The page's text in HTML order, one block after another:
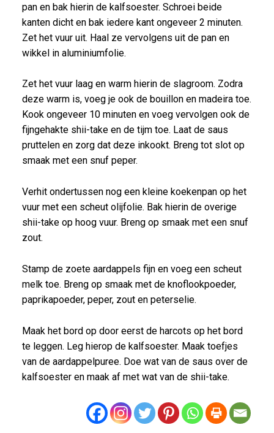
pan en bak hierin de kalfsoester. Schroei beide
kanten dicht en bak iedere kant ongeveer 2 minuten.
Zet het vuur uit. Haal ze vervolgens uit de pan en
wikkel in aluminiumfolie.
Zet het vuur laag en warm hierin de slagroom. Zodra
deze warm is, voeg je ook de bouillon en madeira toe.
Kook ongeveer 10 minuten en voeg vervolgen ook de
fijngehakte shii-take en de tijm toe. Laat de saus
pruttelen en zorg dat deze inkookt. Breng tot slot op
smaak met een snuf peper.
Verhit ondertussen nog een kleine koekenpan op het
vuur met een scheut olijfolie. Bak hierin de overige
shii-take op hoog vuur. Breng op smaak met een snuf
zout.
Stamp de zoete aardappels fijn en voeg een scheut
melk toe. Breng op smaak met de knoflookpoeder,
paprikapoeder, peper, zout en peterselie.
Maak het bord op door eerst de harcots op het bord
te leggen. Leg hierop de kalfsoester. Maak toefjes
van de aardappelpuree. Doe wat van de saus over de
kalfsoester en maak af met wat van de shii-take.